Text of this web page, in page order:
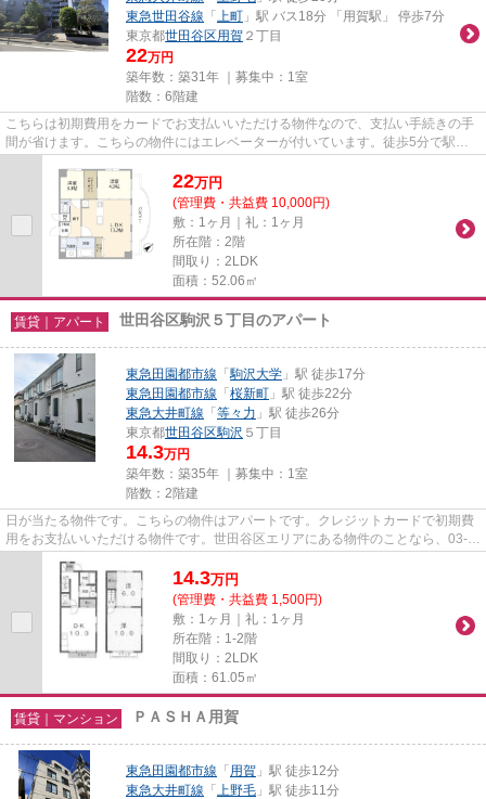
東急世田谷線 「 上町 」駅 バス18分 「用賀駅」 停歩7分
東京都世田谷区用賀 ２丁目
22万円
築年数：築31年 ｜募集中： 1室
階数：6階建
こちらは初期費用をカードでお支払いいただける物件なので、支払い手続きの手
間が省けます。こちらの物件にはエレベーターが付いています。徒歩5分で駅に
アクセスできる物件です。防犯...
22万円
(管理費・共益費 10,000円)
敷：1ヶ月｜礼：1ヶ月
所在階：2階
間取り：2LDK
面積：52.06㎡
賃貸｜アパート 世田谷区駒沢５丁目のアパート
東急田園都市線 「駒沢大学 」駅 徒歩17分
東急田園都市線 「桜新町 」駅 徒歩22分
東急大井町線 「等々力 」駅 徒歩26分
東京都世田谷区駒沢 ５丁目
14.3万円
築年数：築35年 ｜募集中： 1室
階数：2階建
日が当たる物件です。こちらの物件はアパートです。クレジットカードで初期費
用をお支払いいただける物件です。世田谷区エリアにある物件のことなら、03-
6805-4901へお電話ください。...
14.3万円
(管理費・共益費 1,500円)
敷：1ヶ月｜礼：1ヶ月
所在階：1-2階
間取り：2LDK
面積：61.05㎡
賃貸｜マンション ＰＡＳＨＡ用賀
東急田園都市線 「用賀 」駅 徒歩12分
東急大井町線 「 上野毛 」駅 徒歩11分